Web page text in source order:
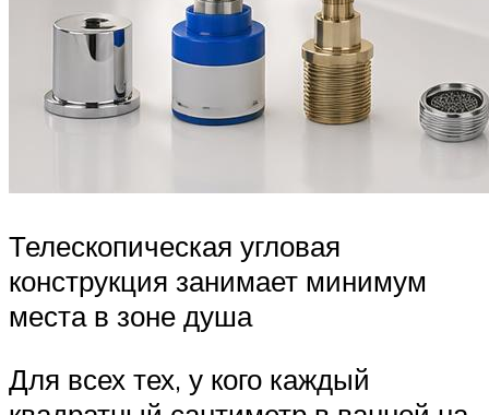
Телескопическая угловая
конструкция занимает минимум
места в зоне душа
Для всех тех, у кого каждый